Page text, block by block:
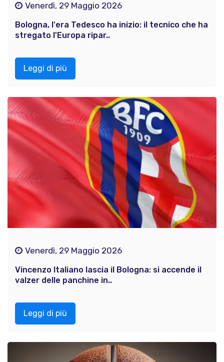
Venerdì, 29 Maggio 2026
Bologna, l'era Tedesco ha inizio: il tecnico che ha
stregato l'Europa ripar..
Leggi di più
Venerdì, 29 Maggio 2026
Vincenzo Italiano lascia il Bologna: si accende il
valzer delle panchine in..
Leggi di più